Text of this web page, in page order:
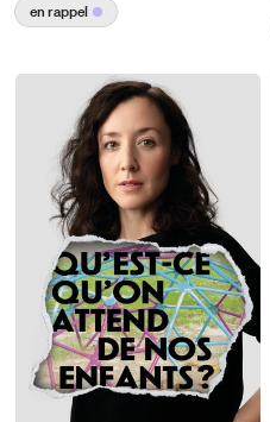
en rappel